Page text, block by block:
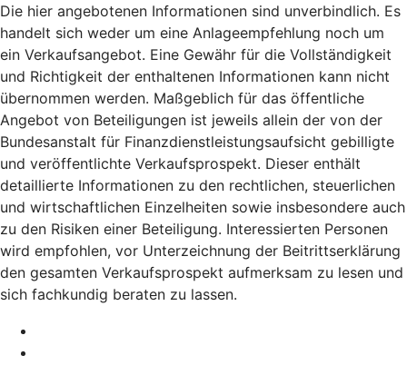
Die hier angebotenen Informationen sind unverbindlich. Es
handelt sich weder um eine Anlageempfehlung noch um
ein Verkaufsangebot. Eine Gewähr für die Vollständigkeit
und Richtigkeit der enthaltenen Informationen kann nicht
übernommen werden. Maßgeblich für das öffentliche
Angebot von Beteiligungen ist jeweils allein der von der
Bundesanstalt für Finanzdienstleistungsaufsicht gebilligte
und veröffentlichte Verkaufsprospekt. Dieser enthält
detaillierte Informationen zu den rechtlichen, steuerlichen
und wirtschaftlichen Einzelheiten sowie insbesondere auch
zu den Risiken einer Beteiligung. Interessierten Personen
wird empfohlen, vor Unterzeichnung der Beitrittserklärung
den gesamten Verkaufsprospekt aufmerksam zu lesen und
sich fachkundig beraten zu lassen.